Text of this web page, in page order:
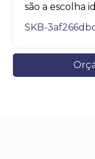
são a escolha
SKB-